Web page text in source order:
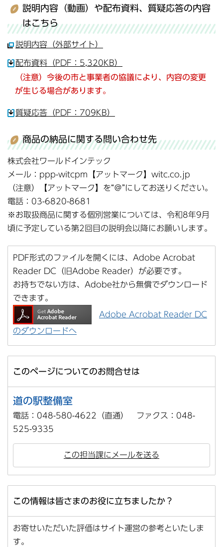
説明内容（動画）や配布資料、質疑応答の内容
はこちら
説明内容（外部サイト）
配布資料（PDF：5,320KB）
（注意）今後の市と事業者の協議により、内容の変更
が生じる場合があります。
質疑応答（PDF：709KB）
商品の納品に関する問い合わせ先
株式会社ワールドインテック
メール：ppp-witcpm【アットマーク】witc.co.jp
（注意）【アットマーク】を“＠”にしてお送りください。
電話：03-6820-8681
※お取扱商品に関する個別営業については、令和8年9月
頃に予定している第2回目の説明会以降にお願いします。
PDF形式のファイルを開くには、Adobe Acrobat
Reader DC（旧Adobe Reader）が必要です。
お持ちでない方は、Adobe社から無償でダウンロード
できます。
Adobe Acrobat Reader DC
のダウンロードへ
このページについてのお問合せは
道の駅整備室
電話：048-580-4622（直通） ファクス：048-
525-9335
この担当課にメールを送る
この情報は皆さまのお役に立ちましたか？
お寄せいただいた評価はサイト運営の参考といたしま
す。